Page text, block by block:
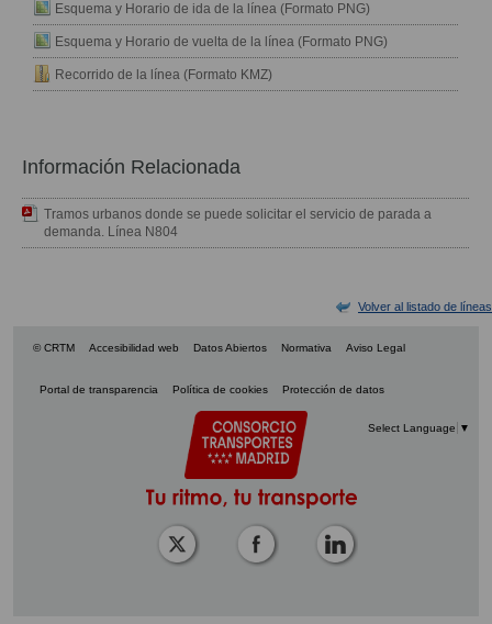
Esquema y Horario de ida de la línea (Formato PNG)
Esquema y Horario de vuelta de la línea (Formato PNG)
Recorrido de la línea (Formato KMZ)
Información Relacionada
Tramos urbanos donde se puede solicitar el servicio de parada a
demanda. Línea N804
Volver al listado de líneas
© CRTM Accesibilidad web Datos Abiertos Normativa Aviso Legal
Portal de transparencia Política de cookies Protección de datos
Select Language ▼